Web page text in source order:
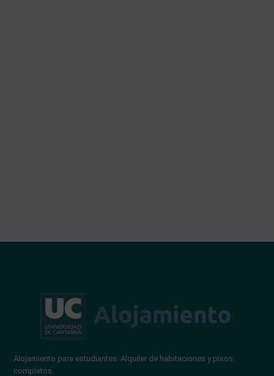
Alojamiento para estudiantes. Alquiler de habitaciones y pisos
completos.